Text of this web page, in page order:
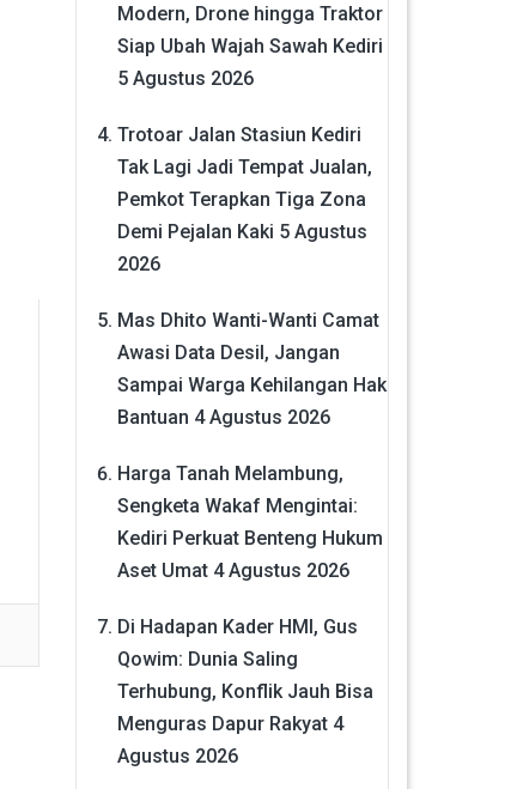
Modern, Drone hingga Traktor
Siap Ubah Wajah Sawah Kediri
5 Agustus 2026
Trotoar Jalan Stasiun Kediri
Tak Lagi Jadi Tempat Jualan,
Pemkot Terapkan Tiga Zona
Demi Pejalan Kaki 5 Agustus
2026
Mas Dhito Wanti-Wanti Camat
Awasi Data Desil, Jangan
Sampai Warga Kehilangan Hak
Bantuan 4 Agustus 2026
Harga Tanah Melambung,
Sengketa Wakaf Mengintai:
Kediri Perkuat Benteng Hukum
Aset Umat 4 Agustus 2026
Di Hadapan Kader HMI, Gus
Qowim: Dunia Saling
Terhubung, Konflik Jauh Bisa
Menguras Dapur Rakyat 4
Agustus 2026